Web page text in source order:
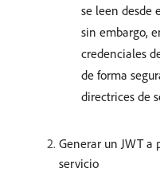
se leen desde
sin embargo,
credenciales
de forma
directrices de
Generar un JWT a
servicio